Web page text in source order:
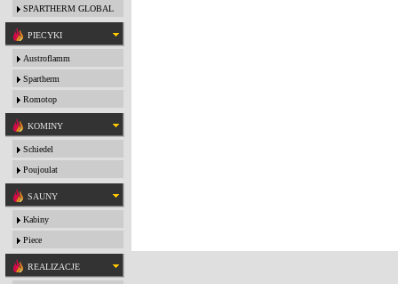
SPARTHERM GLOBAL
PIECYKI
Austroflamm
Spartherm
Romotop
KOMINY
Schiedel
Poujoulat
SAUNY
Kabiny
Piece
REALIZACJE